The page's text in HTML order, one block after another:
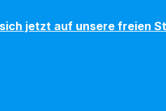
jetzt auf unsere freien